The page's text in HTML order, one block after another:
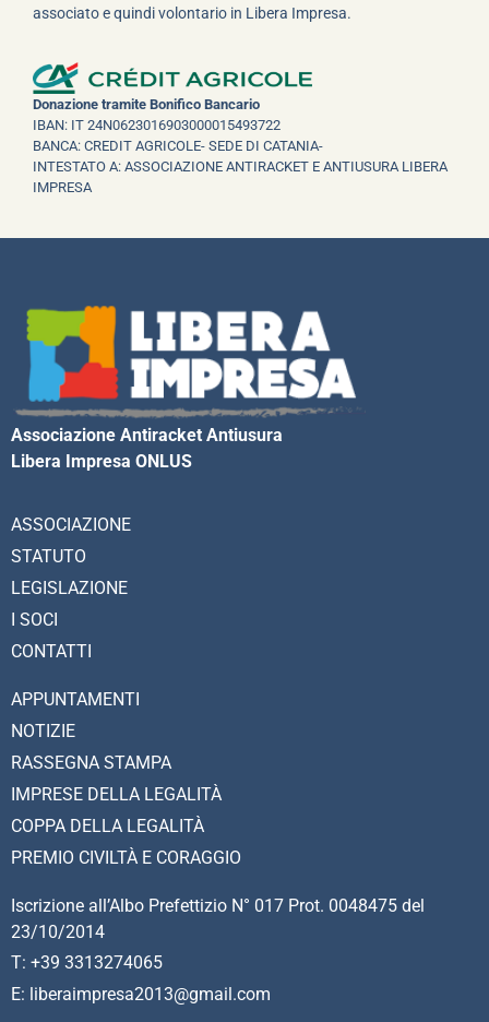
associato e quindi volontario in Libera Impresa.
Donazione tramite Bonifico Bancario
IBAN: IT 24N0623016903000015493722
BANCA: CREDIT AGRICOLE- SEDE DI CATANIA-
INTESTATO A: ASSOCIAZIONE ANTIRACKET E ANTIUSURA LIBERA
IMPRESA
Associazione Antiracket Antiusura
Libera Impresa ONLUS
ASSOCIAZIONE
STATUTO
LEGISLAZIONE
I SOCI
CONTATTI
APPUNTAMENTI
NOTIZIE
RASSEGNA STAMPA
IMPRESE DELLA LEGALITÀ
COPPA DELLA LEGALITÀ
PREMIO CIVILTÀ E CORAGGIO
Iscrizione all’Albo Prefettizio N° 017 Prot. 0048475 del
23/10/2014
T: +39 3313274065
E: liberaimpresa2013@gmail.com